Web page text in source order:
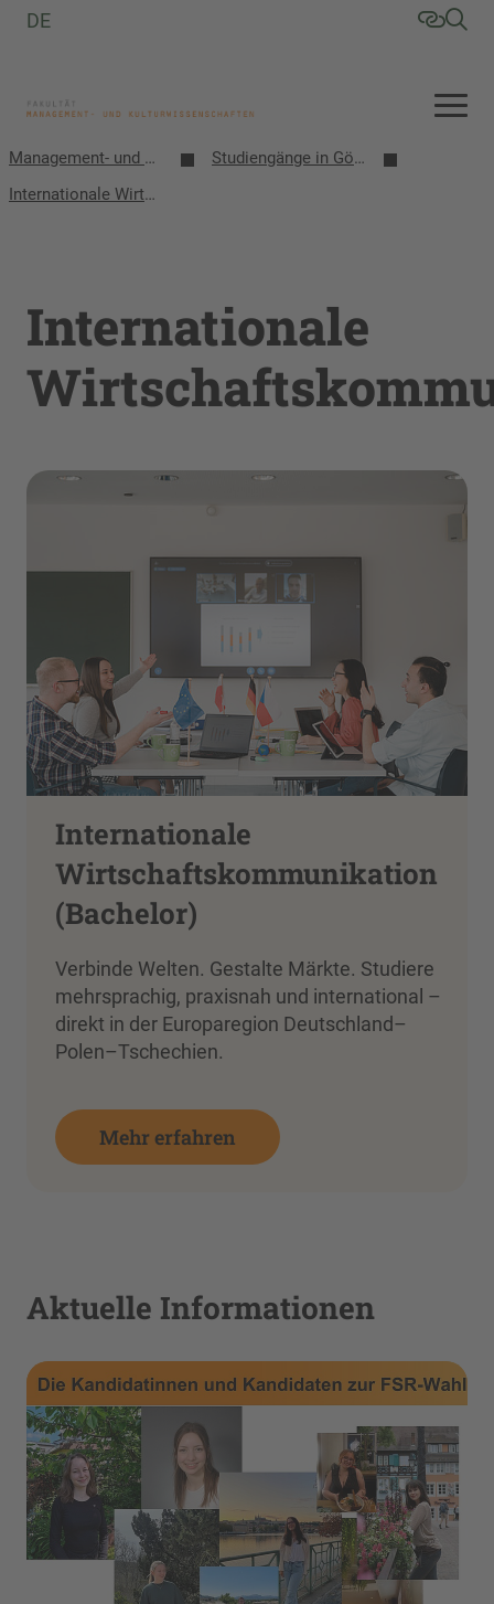
DE
Management- und Kulturwissenschaften
Studiengänge in Görlitz
Internationale Wirtschaftskommunikation
Internationale
Internationale
Wirtschaftskommunikation
(Bachelor)
Verbinde Welten. Gestalte Märkte. Studiere
mehrsprachig, praxisnah und international –
direkt in der Europaregion Deutschland–
Polen–Tschechien.
Mehr erfahren
Aktuelle Informationen